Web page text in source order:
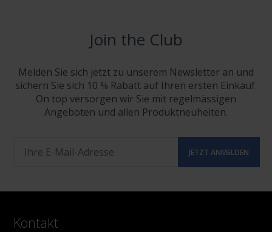
Join the Club
Melden Sie sich jetzt zu unserem Newsletter an und
sichern Sie sich 10 % Rabatt auf Ihren ersten Einkauf.
On top versorgen wir Sie mit regelmässigen
Angeboten und allen Produktneuheiten.
Kontakt